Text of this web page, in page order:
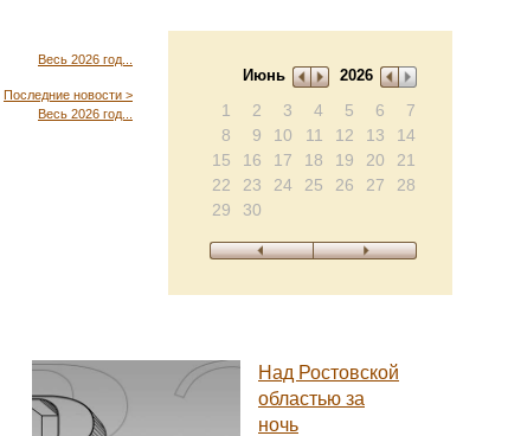
Июнь 2026
1 2 3 4 5 6
7
8
9 10 11 12 13
14
15
16 17 18 19 20
21
22
23 24 25 26 27
28
29
30
Весь 2026 год...
Последние новости >
Весь 2026 год...
Над Ростовской
областью за
ночь